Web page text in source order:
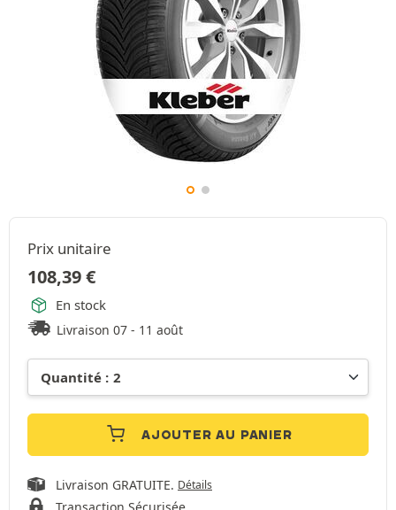
Prix unitaire
108,39€
En stock
Livraison 07 - 11 août
AJOUTER AU PANIER
Livraison GRATUITE. Détails